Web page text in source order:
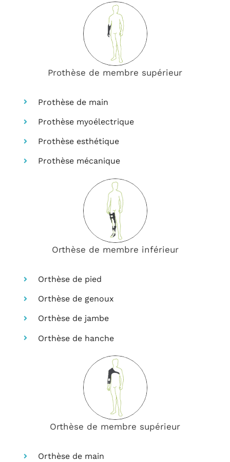
Prothèse de membre supérieur
Prothèse de main
Prothèse myoélectrique
Prothèse esthétique
Prothèse mécanique
Orthèse de membre inférieur
Orthèse de pied
Orthèse de genoux
Orthèse de jambe
Orthèse de hanche
Orthèse de membre supérieur
Orthèse de main